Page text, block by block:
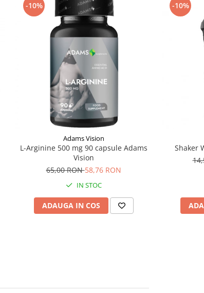
-10%
Adams Vision
L-Arginine 500 mg 90 capsule Adams
Vision
65,00 RON58,76 RON
IN STOC
ADAUGA IN COS
-10%
Shaker